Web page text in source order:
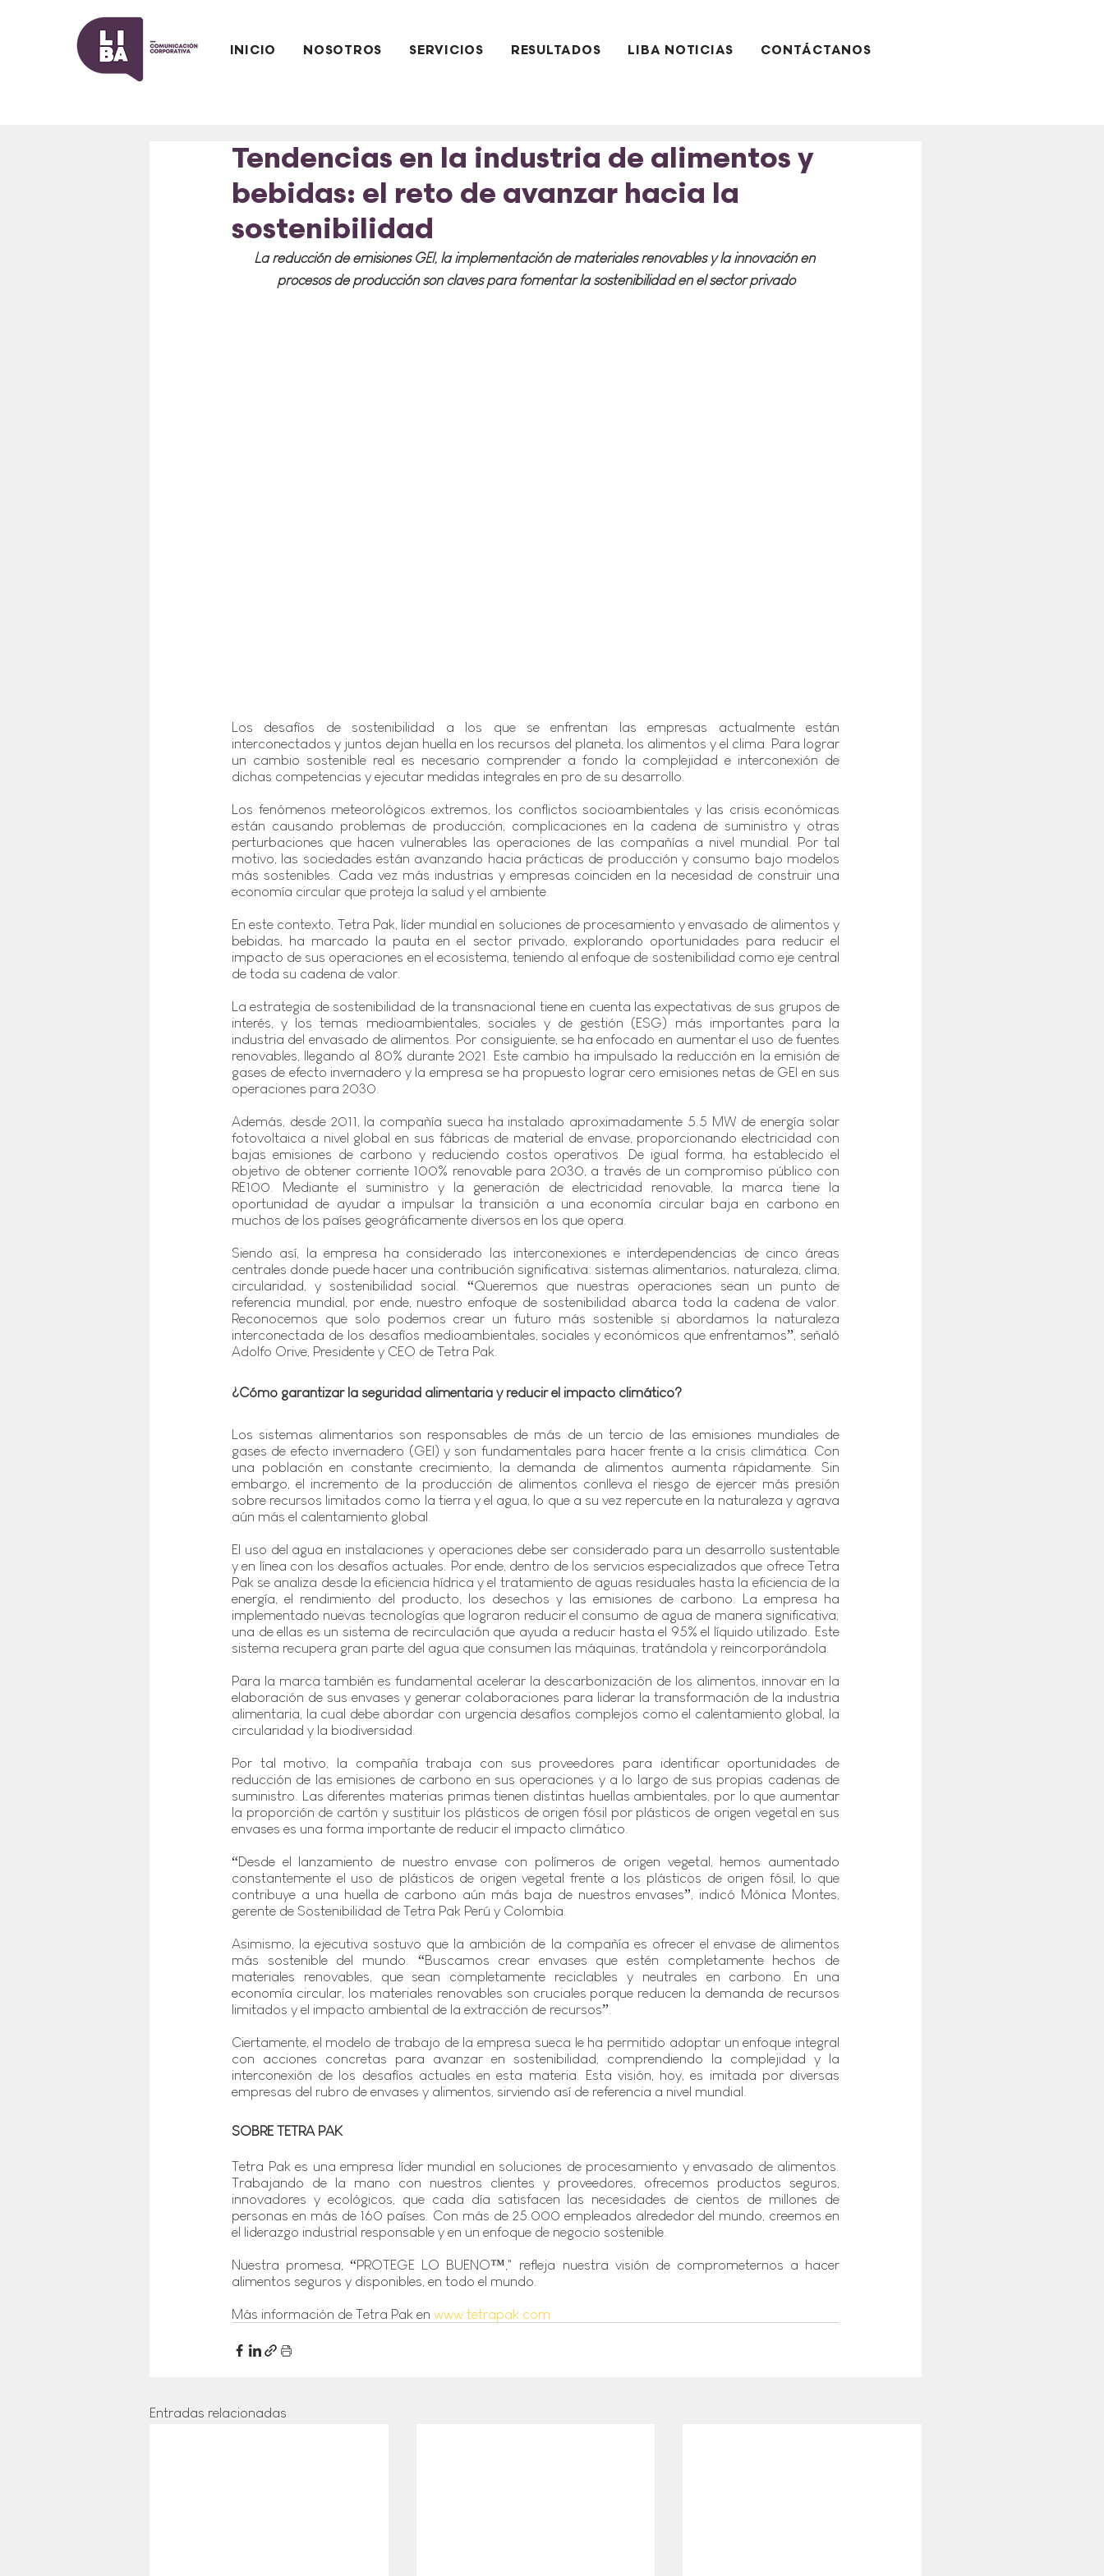
INICIO NOSOTROS SERVICIOS RESULTADOS LIBA NOTICIAS CONTÁCTANOS
Tendencias en la industria de alimentos y
bebidas: el reto de avanzar hacia la
sostenibilidad
La reducción de emisiones GEI, la implementación de materiales renovables y la innovación en
procesos de producción son claves para fomentar la sostenibilidad en el sector privado
Los desafíos de sostenibilidad a los que se enfrentan las empresas actualmente están
interconectados y juntos dejan huella en los recursos del planeta, los alimentos y el clima. Para lograr
un cambio sostenible real es necesario comprender a fondo la complejidad e interconexión de
dichas competencias y ejecutar medidas integrales en pro de su desarrollo.
Los fenómenos meteorológicos extremos, los conflictos socioambientales y las crisis económicas
están causando problemas de producción, complicaciones en la cadena de suministro y otras
perturbaciones que hacen vulnerables las operaciones de las compañías a nivel mundial. Por tal
motivo, las sociedades están avanzando hacia prácticas de producción y consumo bajo modelos
más sostenibles. Cada vez más industrias y empresas coinciden en la necesidad de construir una
economía circular que proteja la salud y el ambiente.
En este contexto, Tetra Pak, líder mundial en soluciones de procesamiento y envasado de alimentos y
bebidas, ha marcado la pauta en el sector privado, explorando oportunidades para reducir el
impacto de sus operaciones en el ecosistema, teniendo al enfoque de sostenibilidad como eje central
de toda su cadena de valor.
La estrategia de sostenibilidad de la transnacional tiene en cuenta las expectativas de sus grupos de
interés, y los temas medioambientales, sociales y de gestión (ESG) más importantes para la
industria del envasado de alimentos. Por consiguiente, se ha enfocado en aumentar el uso de fuentes
renovables, llegando al 80% durante 2021. Este cambio ha impulsado la reducción en la emisión de
gases de efecto invernadero y la empresa se ha propuesto lograr cero emisiones netas de GEI en sus
operaciones para 2030.
Además, desde 2011, la compañía sueca ha instalado aproximadamente 5.5 MW de energía solar
fotovoltaica a nivel global en sus fábricas de material de envase, proporcionando electricidad con
bajas emisiones de carbono y reduciendo costos operativos. De igual forma, ha establecido el
objetivo de obtener corriente 100% renovable para 2030, a través de un compromiso público con
RE100. Mediante el suministro y la generación de electricidad renovable, la marca tiene la
oportunidad de ayudar a impulsar la transición a una economía circular baja en carbono en
muchos de los países geográficamente diversos en los que opera.
Siendo así, la empresa ha considerado las interconexiones e interdependencias de cinco áreas
centrales donde puede hacer una contribución significativa: sistemas alimentarios, naturaleza, clima,
circularidad, y sostenibilidad social. “Queremos que nuestras operaciones sean un punto de
referencia mundial, por ende, nuestro enfoque de sostenibilidad abarca toda la cadena de valor.
Reconocemos que solo podemos crear un futuro más sostenible si abordamos la naturaleza
interconectada de los desafíos medioambientales, sociales y económicos que enfrentamos”, señaló
Adolfo Orive, Presidente y CEO de Tetra Pak.
¿Cómo garantizar la seguridad alimentaria y reducir el impacto climático?
Los sistemas alimentarios son responsables de más de un tercio de las emisiones mundiales de
gases de efecto invernadero (GEI) y son fundamentales para hacer frente a la crisis climática. Con
una población en constante crecimiento, la demanda de alimentos aumenta rápidamente. Sin
embargo, el incremento de la producción de alimentos conlleva el riesgo de ejercer más presión
sobre recursos limitados como la tierra y el agua, lo que a su vez repercute en la naturaleza y agrava
aún más el calentamiento global.
El uso del agua en instalaciones y operaciones debe ser considerado para un desarrollo sustentable
y en línea con los desafíos actuales. Por ende, dentro de los servicios especializados que ofrece Tetra
Pak se analiza desde la eficiencia hídrica y el tratamiento de aguas residuales hasta la eficiencia de la
energía, el rendimiento del producto, los desechos y las emisiones de carbono. La empresa ha
implementado nuevas tecnologías que lograron reducir el consumo de agua de manera significativa;
una de ellas es un sistema de recirculación que ayuda a reducir hasta el 95% el líquido utilizado. Este
sistema recupera gran parte del agua que consumen las máquinas, tratándola y reincorporándola.
Para la marca también es fundamental acelerar la descarbonización de los alimentos, innovar en la
elaboración de sus envases y generar colaboraciones para liderar la transformación de la industria
alimentaria, la cual debe abordar con urgencia desafíos complejos como el calentamiento global, la
circularidad y la biodiversidad.
Por tal motivo, la compañía trabaja con sus proveedores para identificar oportunidades de
reducción de las emisiones de carbono en sus operaciones y a lo largo de sus propias cadenas de
suministro. Las diferentes materias primas tienen distintas huellas ambientales, por lo que aumentar
la proporción de cartón y sustituir los plásticos de origen fósil por plásticos de origen vegetal en sus
envases es una forma importante de reducir el impacto climático.
“Desde el lanzamiento de nuestro envase con polímeros de origen vegetal, hemos aumentado
constantemente el uso de plásticos de origen vegetal frente a los plásticos de origen fósil, lo que
contribuye a una huella de carbono aún más baja de nuestros envases”, indicó Mónica Montes,
gerente de Sostenibilidad de Tetra Pak Perú y Colombia.
Asimismo, la ejecutiva sostuvo que la ambición de la compañía es ofrecer el envase de alimentos
más sostenible del mundo. “Buscamos crear envases que estén completamente hechos de
materiales renovables, que sean completamente reciclables y neutrales en carbono. En una
economía circular, los materiales renovables son cruciales porque reducen la demanda de recursos
limitados y el impacto ambiental de la extracción de recursos”.
Ciertamente, el modelo de trabajo de la empresa sueca le ha permitido adoptar un enfoque integral
con acciones concretas para avanzar en sostenibilidad, comprendiendo la complejidad y la
interconexión de los desafíos actuales en esta materia. Esta visión, hoy, es imitada por diversas
empresas del rubro de envases y alimentos, sirviendo así de referencia a nivel mundial.
SOBRE TETRA PAK
Tetra Pak es una empresa líder mundial en soluciones de procesamiento y envasado de alimentos.
Trabajando de la mano con nuestros clientes y proveedores, ofrecemos productos seguros,
innovadores y ecológicos, que cada día satisfacen las necesidades de cientos de millones de
personas en más de 160 países. Con más de 25.000 empleados alrededor del mundo, creemos en
el liderazgo industrial responsable y en un enfoque de negocio sostenible.
Nuestra promesa, “PROTEGE LO BUENO™," refleja nuestra visión de comprometernos a hacer
alimentos seguros y disponibles, en todo el mundo.
Más información de Tetra Pak en www.tetrapak.com
Entradas relacionadas